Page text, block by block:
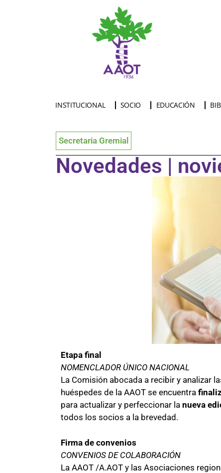
INSTITUCIONAL SOCIO EDUCACIÓN
Secretaria Gremial
Novedades |
Etapa final
NOMENCLADOR ÚNICO NACIONAL
La Comisión abocada a recibir y analizar
huéspedes de la AAOT se encuentra
para actualizar y perfeccionar la nueva
todos los socios a la brevedad.
Firma de convenios
CONVENIOS DE COLABORACIÓN
La AAOT /A.AOT y las Asociaciones